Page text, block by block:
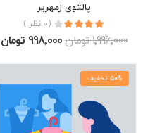
پالتوی زمهریر
(0 نظر )
1٬996٬000 تومان 998٬000 تومان
50% تخفیف